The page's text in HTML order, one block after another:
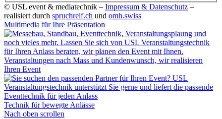
© USL event & mediatechnik – Impressum & Datenschutz –
realisiert durch spruchreif.ch und omh.swiss
Multimedia für Ihre Präsentation
Technik für bewegte Anlässe
Nach oben scrollen